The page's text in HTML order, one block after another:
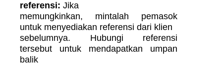
referensi: Jika
memungkinkan, mintalah pemasok
untuk menyediakan referensi dari klien
sebelumnya. Hubungi referensi
tersebut untuk mendapatkan umpan
balik